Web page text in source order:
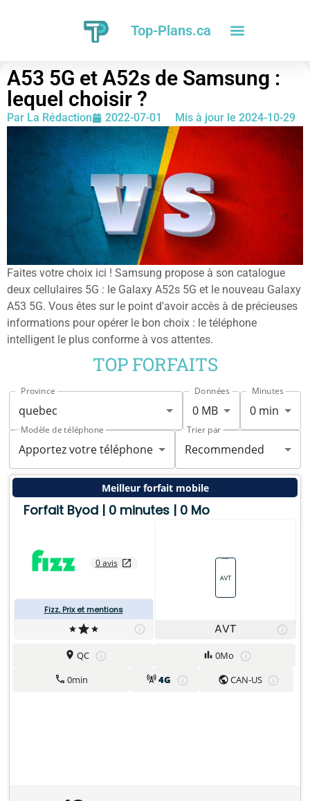
Top-Plans.ca
A53 5G et A52s de Samsung :
lequel choisir ?
Par La Rédaction 2022-07-01 Mis à jour le 2024-10-29
Faites votre choix ici ! Samsung propose à son catalogue
deux cellulaires 5G : le Galaxy A52s 5G et le nouveau Galaxy
A53 5G. Vous êtes sur le point d'avoir accès à de précieuses
informations pour opérer le bon choix : le téléphone
intelligent le plus conforme à vos attentes.
TOP FORFAITS